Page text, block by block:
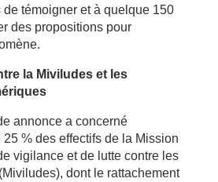
témoigner et à quelque 150
des propositions pour
la Miviludes et les
annonce a concerné
25 % des effectifs de la Mission
vigilance et de lutte contre les
dont le rattachement